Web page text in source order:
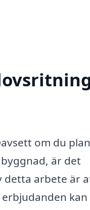
om du
är det
detta arbete är
kan